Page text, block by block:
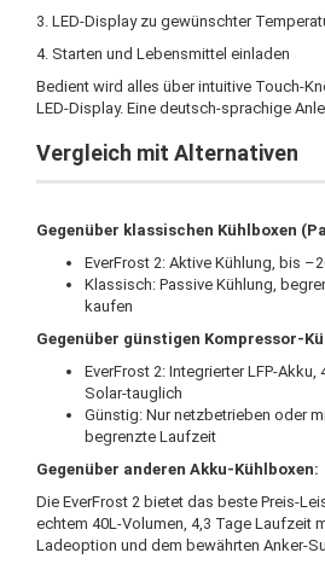
3. LED-Display zu gewünschter
4. Starten und Lebensmittel einladen
Bedient wird alles über intuitive Touch-
LED-Display. Eine deutsch-sprachige
Vergleich mit Alternativen
Gegenüber klassischen Kühlboxen
EverFrost 2: Aktive Kühlung, bis
Klassisch: Passive Kühlung,
kaufen
Gegenüber günstigen Kompressor-
EverFrost 2: Integrierter LFP-Akku,
Solar-tauglich
Günstig: Nur netzbetrieben oder
begrenzte Laufzeit
Gegenüber anderen Akku-Kühlboxen:
Die EverFrost 2 bietet das beste Preis-
echtem 40L-Volumen, 4,3 Tage Laufzeit
Ladeoption und dem bewährten Anker-